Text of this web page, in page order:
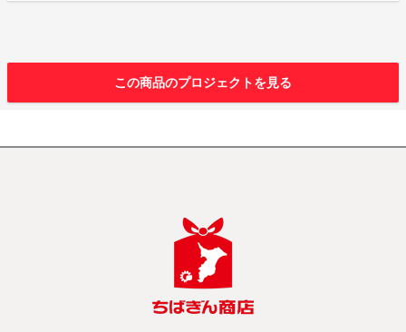
この商品のプロジェクトを見る